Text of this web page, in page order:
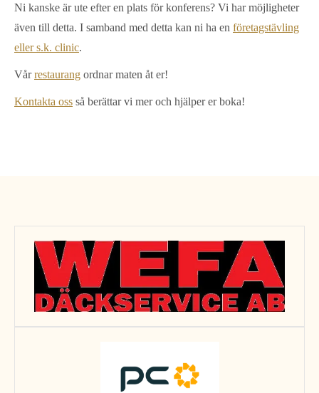
Ni kanske är ute efter en plats för konferens? Vi har möjligheter
även till detta. I samband med detta kan ni ha en företagstävling
eller s.k. clinic.
Vårrestaurang ordnar maten åt er!
Kontakta oss så berättar vi mer och hjälper er boka!